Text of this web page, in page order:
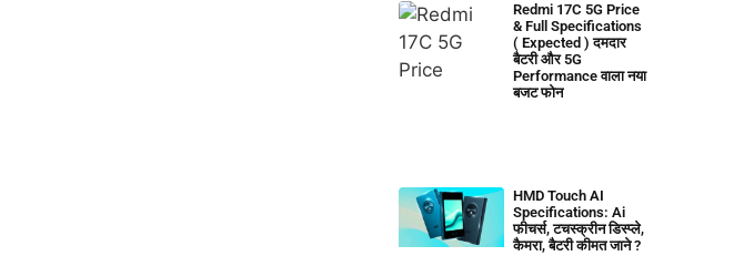
Redmi 17C 5G Price
& Full Specifications
( Expected ) दमदार
बैटरी और 5G
Performance वाला नया
बजट फोन
HMD Touch AI
Specifications: Ai
फीचर्स, टचस्क्रीन डिस्प्ले,
कैमरा, बैटरी कीमत जाने ?